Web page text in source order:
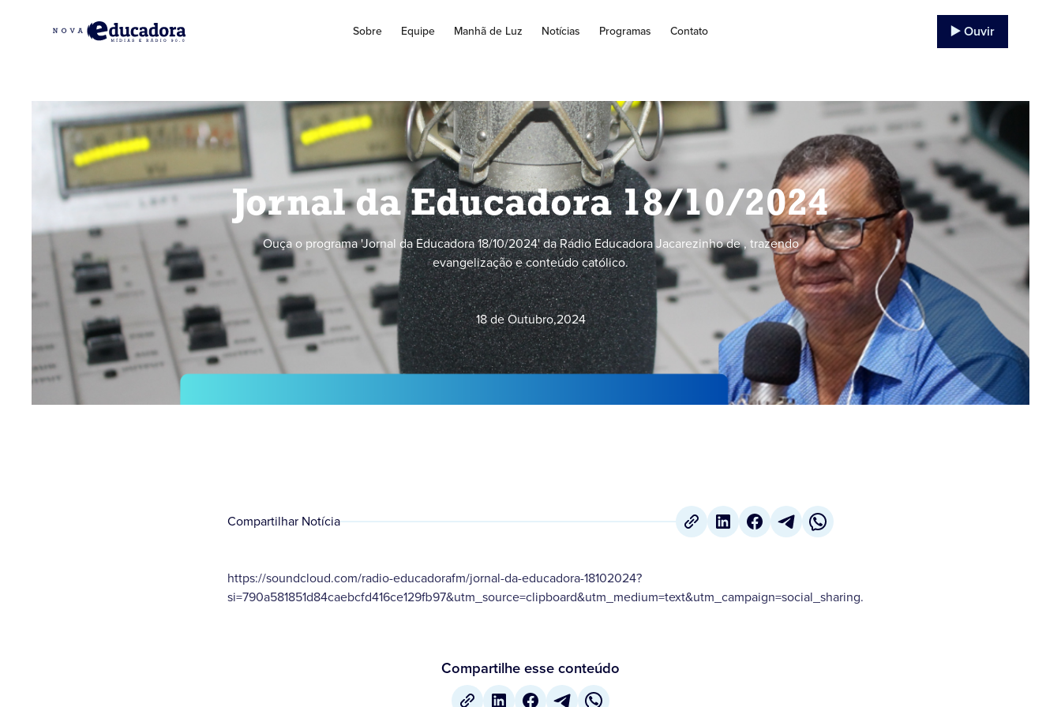
Sobre Equipe Manhã de Luz Notícias Programas Contato ▶️ Ouvir
Jornal da Educadora 18/10/2024
Ouça o programa 'Jornal da Educadora 18/10/2024' da Rádio Educadora Jacarezinho de , trazendo
evangelização e conteúdo católico.
18 de Outubro,2024
Compartilhar Notícia
https://soundcloud.com/radio-educadorafm/jornal-da-educadora-18102024?
si=790a581851d84caebcfd416ce129fb97&utm_source=clipboard&utm_medium=text&utm_campaign=social_sharing.
Compartilhe esse conteúdo